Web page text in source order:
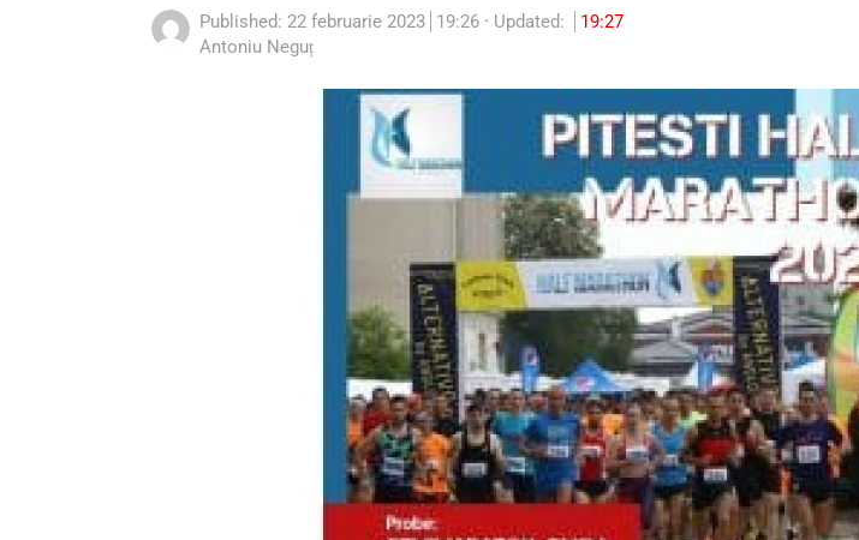
Published: 22 februarie 2023 19:26 Updated:
19:27
Author
Antoniu Neguț